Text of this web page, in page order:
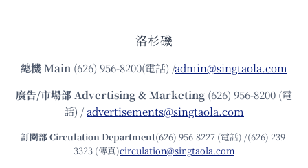
洛杉磯
總機Main (626) 956-8200(電話) /admin@singtaola.com
廣告/市場部Advertising & Marketing (626) 956-8200 (電
話) /advertisements@singtaola.com
訂閱部 Circulation Department(626) 956-8227 (電話) /(626) 239-
3323 (傳真)circulation@singtaola.com